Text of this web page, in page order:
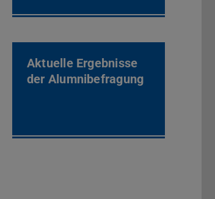
Aktuelle Ergebnisse
der Alumnibefragung